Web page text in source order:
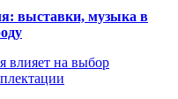
выставки, музыка в
влияет на выбор